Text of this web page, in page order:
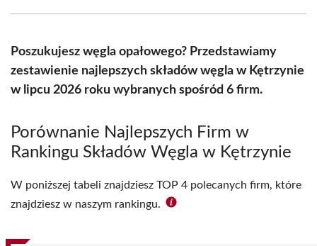
(Twitter)
Poszukujesz węgla opałowego? Przedstawiamy
zestawienie najlepszych składów węgla w Kętrzynie
w lipcu 2026 roku wybranych spośród 6 firm.
Porównanie Najlepszych Firm w
Rankingu Składów Węgla w Kętrzynie
W poniższej tabeli znajdziesz TOP 4 polecanych firm, które
znajdziesz w naszym rankingu.